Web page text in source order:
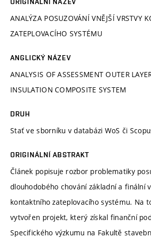
ANALÝZA POSUZOVÁNÍ VNĚJŠÍ VRSTVY
ZATEPLOVACÍHO SYSTÉMU
ANGLICKÝ NÁZEV
ANALYSIS OF ASSESSMENT OUTER
INSULATION COMPOSITE SYSTEM
DRUH
Stať ve sborníku v databázi WoS či
ORIGINÁLNÍ ABSTRAKT
Článek popisuje rozbor problematiky
dlouhodobého chování základní a finální
kontaktního zateplovacího systému. Na
vytvořen projekt, který získal finanční
Specifického výzkumu na Fakultě